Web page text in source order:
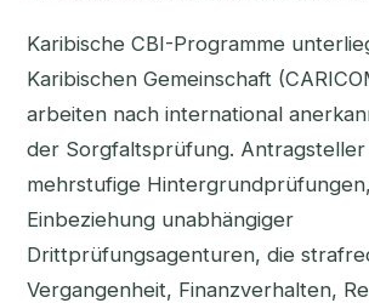
Karibische CBI-Programme
Karibischen Gemeinschaft
arbeiten nach international
der Sorgfaltsprüfung.
mehrstufige
Einbeziehung unabhängiger
Drittprüfungsagenturen, die
Vergangenheit, Finanzverhalten,